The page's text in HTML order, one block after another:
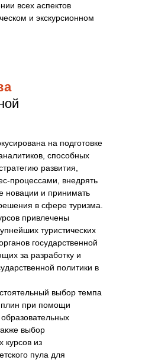
всех аспектов
и экскурсионном
на подготовке
способных
развития,
процессами, внедрять
новации и принимать
в сфере туризма.
привлечены
туристических
государственной
за разработку и
политики в
выбор темпа
при помощи
выбор
курсов из
пула для